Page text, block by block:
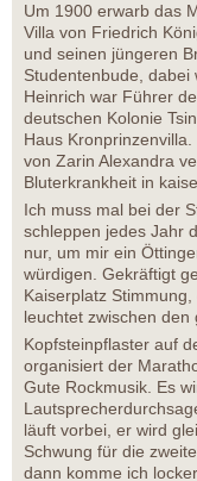
Um 1900 erwarb das
Villa von Friedrich
und seinen jüngeren
Studentenbude, dabei
Heinrich war Führer
deutschen Kolonie
Haus
von Zarin Alexandra
Bluterkrankheit in
Ich muss mal bei der
schleppen jedes Jahr
nur, um mir ein
würdigen. Gekräftigt
Kaiserplatz
leuchtet zwischen den
Kopfsteinpflaster auf
organisiert der
Gute Rockmusik. Es
läuft vorbei, er wird
Schwung für die
dann komme ich